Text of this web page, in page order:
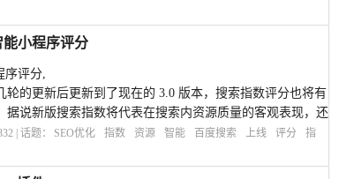
能小程序评分
序评分,
的更新后更新到了现在的 3.0 版本，搜索指数评分也将有
说新版搜索指数将代表在搜索内资源质量的客观表现，还
| 话题： SEO优化 指数 资源 智能 百度搜索 上线 评分
指